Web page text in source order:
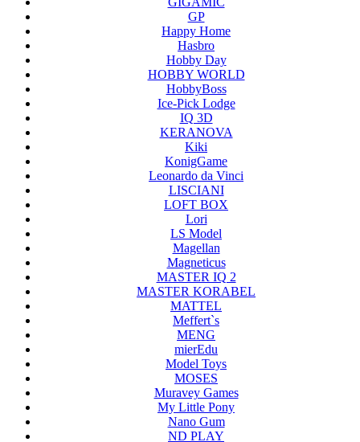
GP
Happy Home
Hasbro
Hobby Day
HOBBY WORLD
HobbyBoss
Ice-Pick Lodge
IQ 3D
KERANOVA
Kiki
KonigGame
Leonardo da Vinci
LISCIANI
LOFT BOX
Lori
LS Model
Magellan
Magneticus
MASTER IQ 2
MASTER KORABEL
MATTEL
Meffert`s
MENG
mierEdu
Model Toys
MOSES
Muravey Games
My Little Pony
Nano Gum
ND PLAY